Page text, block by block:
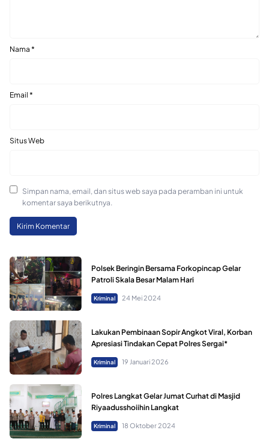
Nama *
Email *
Situs Web
Simpan nama, email, dan situs web saya pada peramban ini untuk
komentar saya berikutnya.
Polsek Beringin Bersama Forkopincap Gelar
Patroli Skala Besar Malam Hari
Kriminal 24 Mei 2024
Lakukan Pembinaan Sopir Angkot Viral, Korban
Apresiasi Tindakan Cepat Polres Sergai*
Kriminal 19 Januari 2026
Polres Langkat Gelar Jumat Curhat di Masjid
Riyaadusshoiihin Langkat
Kriminal 18 Oktober 2024